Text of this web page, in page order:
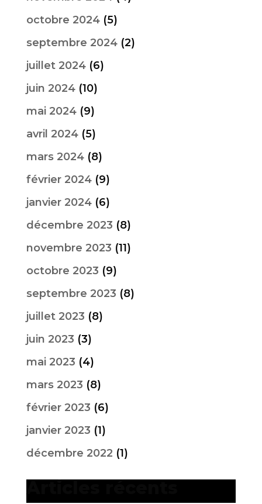
octobre 2024(5)
septembre 2024(2)
juillet 2024(6)
juin 2024(10)
mai 2024(9)
avril 2024(5)
mars 2024(8)
février 2024(9)
janvier 2024(6)
décembre 2023 (8)
novembre 2023 (11)
octobre 2023 (9)
septembre 2023 (8)
juillet 2023 (8)
juin 2023 (3)
mai 2023 (4)
mars 2023 (8)
février 2023 (6)
janvier 2023 (1)
décembre 2022 (1)
Articles récents